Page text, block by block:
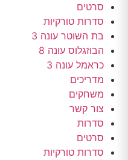
סרטים
סדרות טורקיות
בת השוטר עונה 3
הבוזגלוס עונה 8
כראמל עונה 3
מדריכים
משחקים
צור קשר
סדרות
סרטים
סדרות טורקיות